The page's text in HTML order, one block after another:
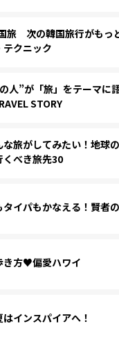
旅 次の韓国旅行がもっ
テクニック
人”が「旅」をテーマに
STORY
な旅がしてみたい！地球
くべき旅先30
タイパもかなえる！賢者
き方♥偏愛ハワイ
インスパイアへ！